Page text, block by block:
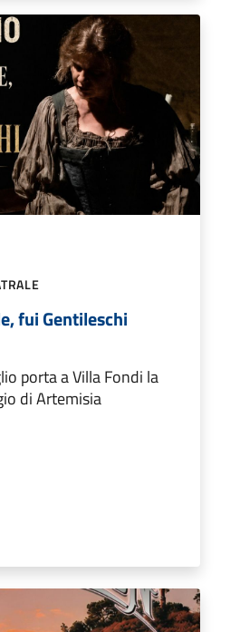
fui Gentileschi
porta a Villa Fondi la
di Artemisia